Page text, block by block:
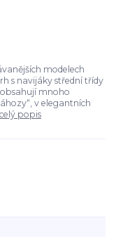
modelech
s navijáky střední třídy
mnoho
v elegantních
celý popis